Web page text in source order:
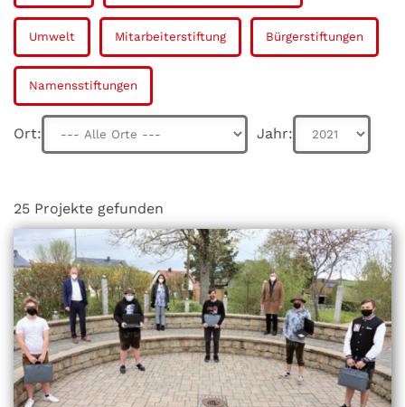
Umwelt Mitarbeiterstiftung Bürgerstiftungen
Namensstiftungen
Ort: Jahr:
25 Projekte gefunden